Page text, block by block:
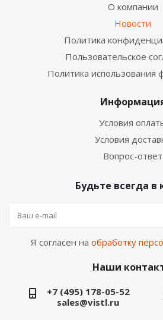
О компании
Новости
Политика
Пользовательское
Политика использования
Условия
Условия
Вопрос-ответ
Будьте всегда в
Я согласен на обработку
Наши
+7 (495) 178-05-52
sales@vistl.ru